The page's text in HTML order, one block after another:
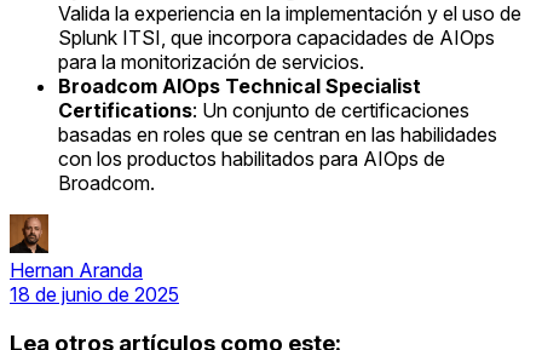
Valida la experiencia en la implementación y el uso de
Splunk ITSI, que incorpora capacidades de AIOps
para la monitorización de servicios.
Broadcom AIOps Technical Specialist
Certifications: Un conjunto de certificaciones
basadas en roles que se centran en las habilidades
con los productos habilitados para AIOps de
Broadcom.
Hernan Aranda
18 de junio de 2025
Lea otros artículos como este: